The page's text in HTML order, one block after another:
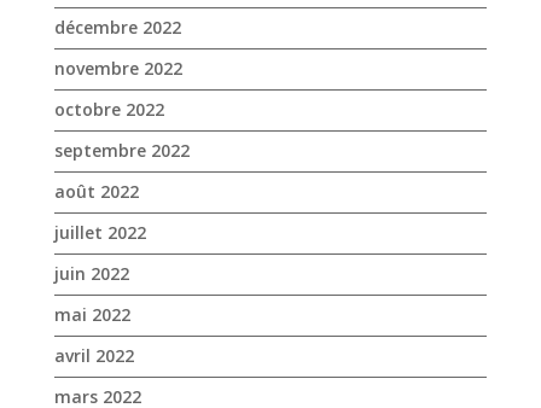
décembre 2022
novembre 2022
octobre 2022
septembre 2022
août 2022
juillet 2022
juin 2022
mai 2022
avril 2022
mars 2022